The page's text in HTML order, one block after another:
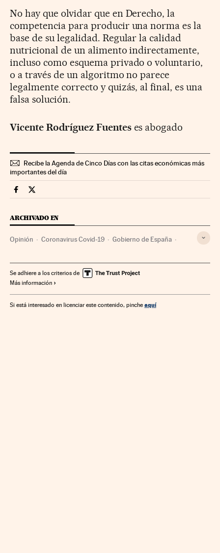
No hay que olvidar que en Derecho, la
competencia para producir una norma es la
base de su legalidad. Regular la calidad
nutricional de un alimento indirectamente,
incluso como esquema privado o voluntario,
o a través de un algoritmo no parece
legalmente correcto y quizás, al final, es una
falsa solución.
Vicente Rodríguez Fuenteses abogado
Recibe la Agenda de Cinco Días con las citas económicas más
importantes del día
Opinion Cinco Días en Facebook
Opinion Cinco Días en Twitter
ARCHIVADO EN
Opinión Coronavirus Covid-19 Gobierno de España
Enfermedades infecciosas Virología Enfermedades
Microbiología
Administración Estado Economía Industria
Se adhiere a los criterios de
Más información
Si está interesado en licenciar este contenido, pinche aquí